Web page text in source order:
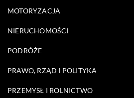
MOTORYZACJA
NIERUCHOMOŚCI
PODRÓŻE
PRAWO, RZĄD I POLITYKA
PRZEMYSŁ I ROLNICTWO